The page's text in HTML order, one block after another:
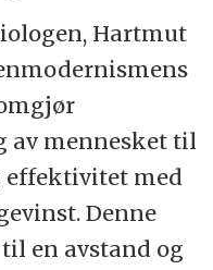
Hartmut
av mennesket til
effektivitet med
Denne
en avstand og